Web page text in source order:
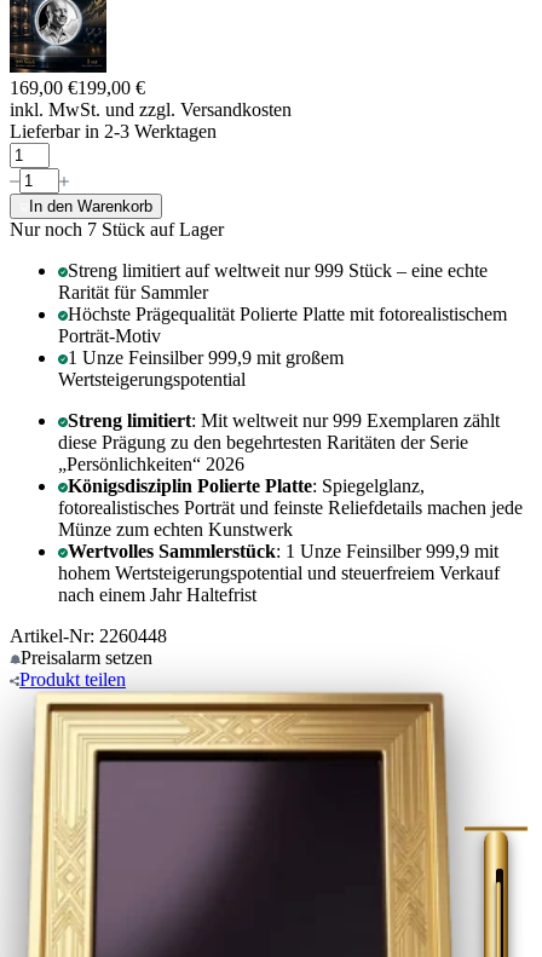
169,00 €199,00 €
inkl. MwSt. und zzgl. Versandkosten
Lieferbar in 2-3 Werktagen
In den Warenkorb
Nur noch 7 Stück auf Lager
Streng limitiert auf weltweit nur 999 Stück – eine echte
Rarität für Sammler
Höchste Prägequalität Polierte Platte mit fotorealistischem
Porträt-Motiv
1 Unze Feinsilber 999,9 mit großem
Wertsteigerungspotential
Streng limitiert: Mit weltweit nur 999 Exemplaren zählt
diese Prägung zu den begehrtesten Raritäten der Serie
„Persönlichkeiten“ 2026
Königsdisziplin Polierte Platte: Spiegelglanz,
fotorealistisches Porträt und feinste Reliefdetails machen jede
Münze zum echten Kunstwerk
Wertvolles Sammlerstück: 1 Unze Feinsilber 999,9 mit
hohem Wertsteigerungspotential und steuerfreiem Verkauf
nach einem Jahr Haltefrist
Artikel-Nr: 2260448
Preisalarm setzen
Produkt teilen